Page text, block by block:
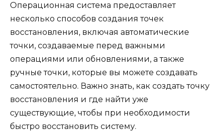
Операционная система предоставляет
несколько способов создания точек
восстановления, включая автоматические
точки, создаваемые перед важными
операциями или обновлениями, а также
ручные точки, которые вы можете создавать
самостоятельно. Важно знать, как создать точку
восстановления и где найти уже
существующие, чтобы при необходимости
быстро восстановить систему.